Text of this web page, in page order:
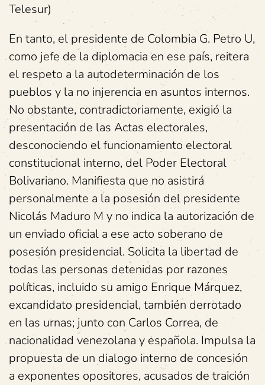
Telesur)
En tanto, el presidente de Colombia G. Petro U,
como jefe de la diplomacia en ese país, reitera
el respeto a la autodeterminación de los
pueblos y la no injerencia en asuntos internos.
No obstante, contradictoriamente, exigió la
presentación de las Actas electorales,
desconociendo el funcionamiento electoral
constitucional interno, del Poder Electoral
Bolivariano. Manifiesta que no asistirá
personalmente a la posesión del presidente
Nicolás Maduro M y no indica la autorización de
un enviado oficial a ese acto soberano de
posesión presidencial. Solicita la libertad de
todas las personas detenidas por razones
políticas, incluido su amigo Enrique Márquez,
excandidato presidencial, también derrotado
en las urnas; junto con Carlos Correa, de
nacionalidad venezolana y española. Impulsa la
propuesta de un dialogo interno de concesión
a exponentes opositores, acusados de traición